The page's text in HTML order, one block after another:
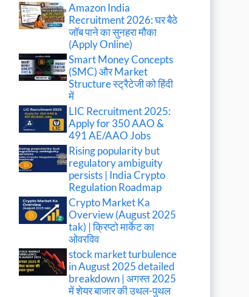
Amazon India
Recruitment 2026: घर बैठे
जॉब पाने का सुनहरा मौका
(Apply Online)
Smart Money Concepts
(SMC) और Market
Structure स्ट्रैटेजी को हिंदी
में
LIC Recruitment 2025:
Apply for 350 AAO &
491 AE/AAO Jobs
Rising popularity but
regulatory ambiguity
persists | India Crypto
Regulation Roadmap
Crypto Market Ka
Overview (August 2025
tak) | क्रिप्टो मार्केट का
ओवरविव
stock market turbulence
in August 2025 detailed
breakdown | अगस्त 2025
में शेयर बाजार की उथल-पुथल